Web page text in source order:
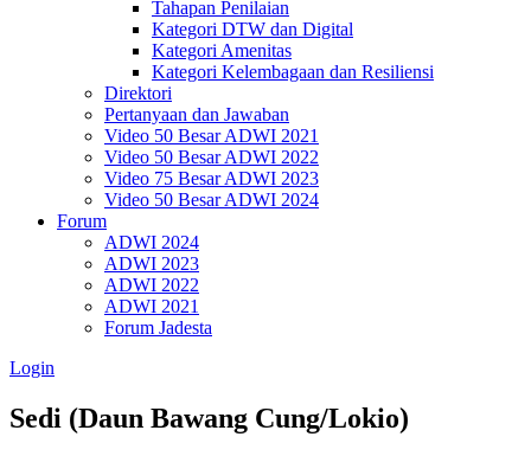
Tahapan Penilaian
Kategori DTW dan Digital
Kategori Amenitas
Kategori Kelembagaan dan Resiliensi
Direktori
Pertanyaan dan Jawaban
Video 50 Besar ADWI 2021
Video 50 Besar ADWI 2022
Video 75 Besar ADWI 2023
Video 50 Besar ADWI 2024
Forum
ADWI 2024
ADWI 2023
ADWI 2022
ADWI 2021
Forum Jadesta
Login
Sedi (Daun Bawang Cung/Lokio)